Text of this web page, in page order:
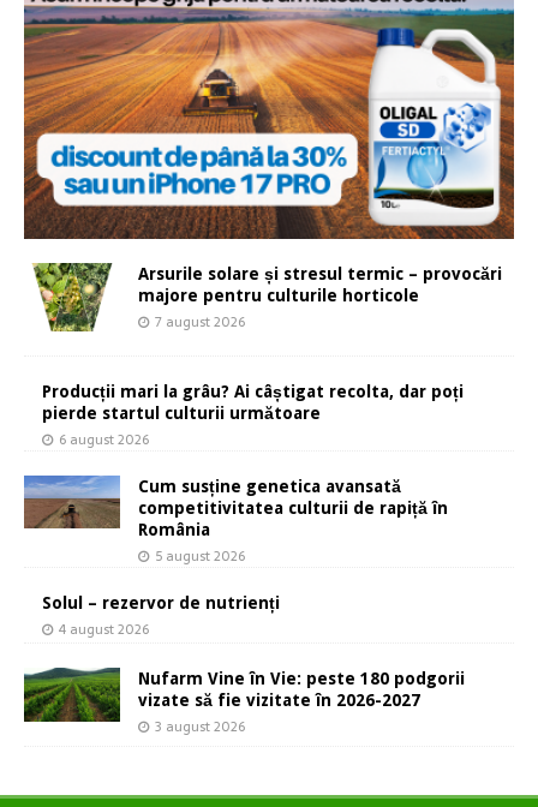
Arsurile solare și stresul termic – provocări
majore pentru culturile horticole
7 august 2026
Producții mari la grâu? Ai câștigat recolta, dar poți
pierde startul culturii următoare
6 august 2026
Cum susține genetica avansată
competitivitatea culturii de rapiță în
România
5 august 2026
Solul – rezervor de nutrienți
4 august 2026
Nufarm Vine în Vie: peste 180 podgorii
vizate să fie vizitate în 2026-2027
3 august 2026